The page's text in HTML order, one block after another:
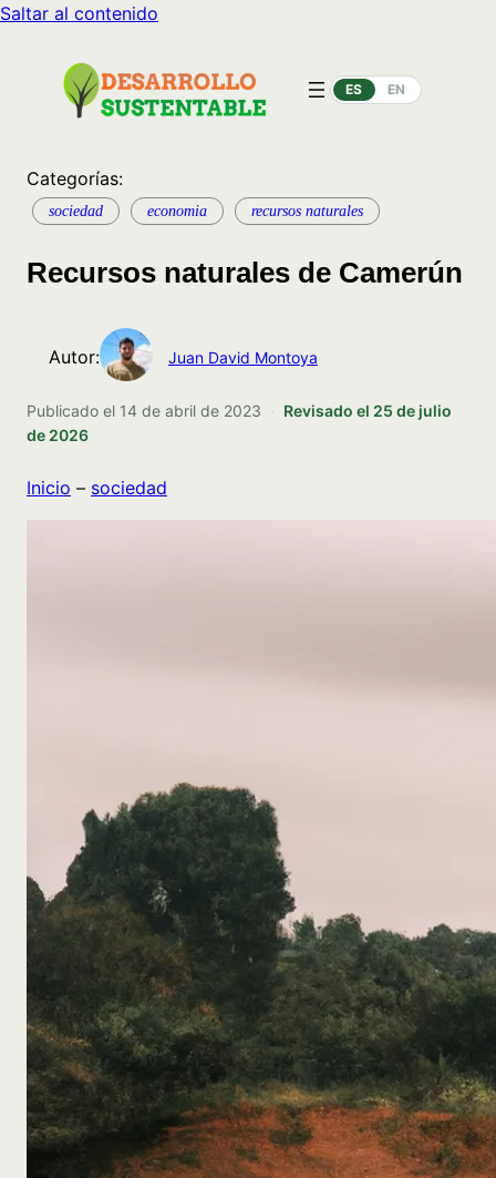
Saltar al contenido
ES EN
Categorías:
sociedad economia recursos naturales
Recursos naturales de Camerún
Autor: Juan David Montoya
Publicado el 14 de abril de 2023 · Revisado el 25 de julio
de 2026
Inicio – sociedad